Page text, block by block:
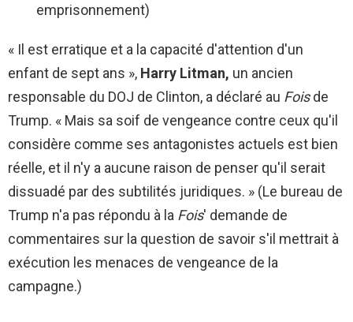
emprisonnement)
« Il est erratique et a la capacité d'attention d'un
enfant de sept ans », Harry Litman, un ancien
responsable du DOJ de Clinton, a déclaré au Foisde
Trump. « Mais sa soif de vengeance contre ceux qu'il
considère comme ses antagonistes actuels est bien
réelle, et il n'y a aucune raison de penser qu'il serait
dissuadé par des subtilités juridiques. » (Le bureau de
Trump n'a pas répondu à la Fois' demande de
commentaires sur la question de savoir s'il mettrait à
exécution les menaces de vengeance de la
campagne.)